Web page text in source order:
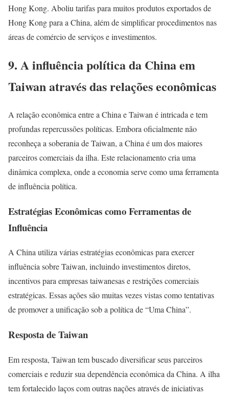
Hong Kong. Aboliu tarifas para muitos produtos exportados de
Hong Kong para a China, além de simplificar procedimentos nas
áreas de comércio de serviços e investimentos.
9. A influência política da China em
Taiwan através das relações econômicas
A relação econômica entre a China e Taiwan é intricada e tem
profundas repercussões políticas. Embora oficialmente não
reconheça a soberania de Taiwan, a China é um dos maiores
parceiros comerciais da ilha. Este relacionamento cria uma
dinâmica complexa, onde a economia serve como uma ferramenta
de influência política.
Estratégias Econômicas como Ferramentas de
Influência
A China utiliza várias estratégias econômicas para exercer
influência sobre Taiwan, incluindo investimentos diretos,
incentivos para empresas taiwanesas e restrições comerciais
estratégicas. Essas ações são muitas vezes vistas como tentativas
de promover a unificação sob a política de “Uma China”.
Resposta de Taiwan
Em resposta, Taiwan tem buscado diversificar seus parceiros
comerciais e reduzir sua dependência econômica da China. A ilha
tem fortalecido laços com outras nações através de iniciativas